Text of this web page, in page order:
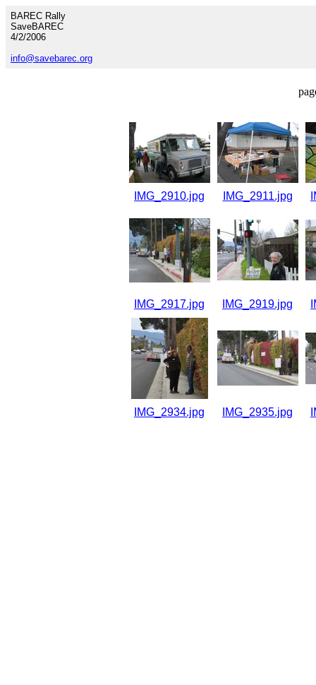
BAREC Rally
SaveBAREC
4/2/2006
info@savebarec.org
IMG_2910.jpg IMG_2911.jpg
IMG_2917.jpg IMG_2919.jpg
IMG_2934.jpg IMG_2935.jpg